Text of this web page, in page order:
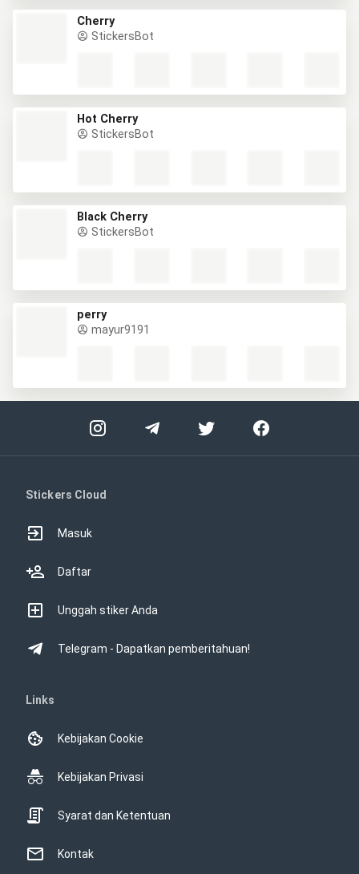
Cherry
StickersBot
Hot Cherry
StickersBot
Black Cherry
StickersBot
perry
mayur9191
Stickers Cloud
Masuk
Daftar
Unggah stiker Anda
Telegram - Dapatkan pemberitahuan!
Links
Kebijakan Cookie
Kebijakan Privasi
Syarat dan Ketentuan
Kontak